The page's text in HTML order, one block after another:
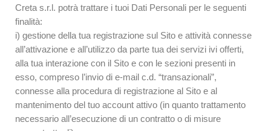
Creta s.r.l. potrà trattare i tuoi Dati Personali per le seguenti
finalità:
i) gestione della tua registrazione sul Sito e attività connesse
all’attivazione e all’utilizzo da parte tua dei servizi ivi offerti,
alla tua interazione con il Sito e con le sezioni presenti in
esso, compreso l’invio di e-mail c.d. “transazionali”,
connesse alla procedura di registrazione al Sito e al
mantenimento del tuo account attivo (in quanto trattamento
necessario all’esecuzione di un contratto o di misure